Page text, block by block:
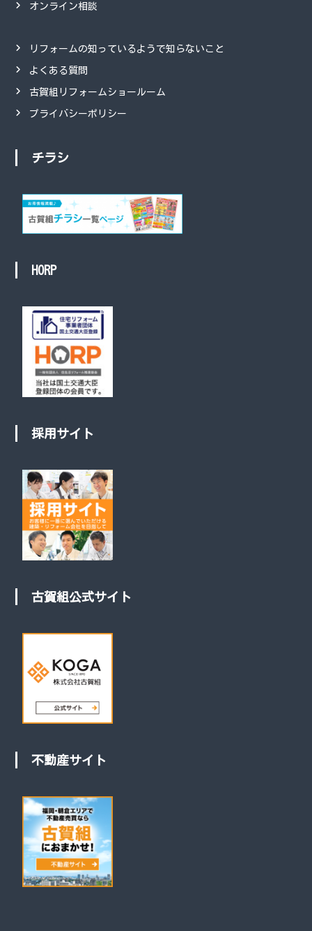
オンライン相談
リフォームの知っているようで知らないこと
よくある質問
古賀組リフォームショールーム
プライバシーポリシー
チラシ
HORP
採用サイト
古賀組公式サイト
不動産サイト